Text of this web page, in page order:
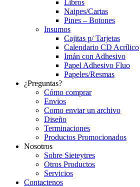
Libros
Naipes/Cartas
Pines – Botones
Insumos
Cajitas p/ Tarjetas
Calendario CD Acrílico
Imán con Adhesivo
Papel Adhesivo Fluo
Papeles/Resmas
¿Preguntas?
Cómo comprar
Envios
Como enviar un archivo
Diseño
Terminaciones
Productos Promocionados
Nosotros
Sobre Sieteytres
Otros Productos
Servicios
Contactenos